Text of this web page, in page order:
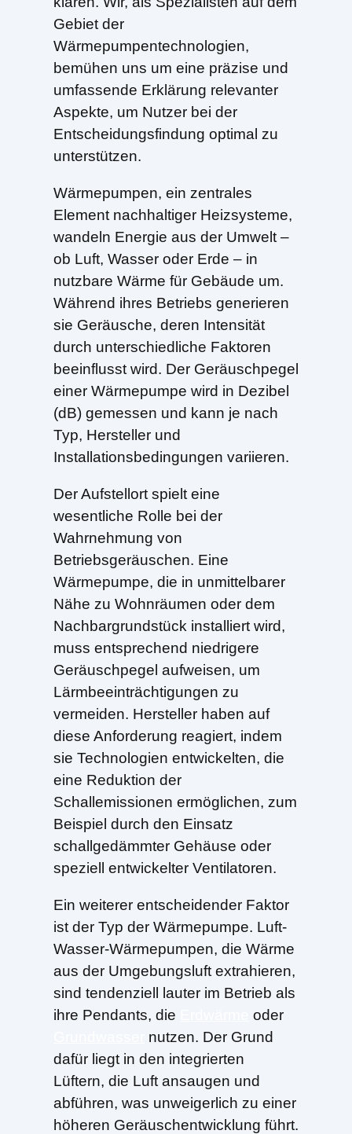
Gebiet der
Wärmepumpentechnologien,
bemühen uns um eine präzise und
umfassende Erklärung relevanter
Aspekte, um Nutzer bei der
Entscheidungsfindung optimal zu
unterstützen.
Wärmepumpen, ein zentrales
Element nachhaltiger Heizsysteme,
wandeln Energie aus der Umwelt –
ob Luft, Wasser oder Erde – in
nutzbare Wärme für Gebäude um.
Während ihres Betriebs generieren
sie Geräusche, deren Intensität
durch unterschiedliche Faktoren
beeinflusst wird. Der Geräuschpegel
einer Wärmepumpe wird in Dezibel
(dB) gemessen und kann je nach
Typ, Hersteller und
Installationsbedingungen variieren.
Der Aufstellort spielt eine
wesentliche Rolle bei der
Wahrnehmung von
Betriebsgeräuschen. Eine
Wärmepumpe, die in unmittelbarer
Nähe zu Wohnräumen oder dem
Nachbargrundstück installiert wird,
muss entsprechend niedrigere
Geräuschpegel aufweisen, um
Lärmbeeinträchtigungen zu
vermeiden. Hersteller haben auf
diese Anforderung reagiert, indem
sie Technologien entwickelten, die
eine Reduktion der
Schallemissionen ermöglichen, zum
Beispiel durch den Einsatz
schallgedämmter Gehäuse oder
speziell entwickelter Ventilatoren.
Ein weiterer entscheidender Faktor
ist der Typ der Wärmepumpe. Luft-
Wasser-Wärmepumpen, die Wärme
aus der Umgebungsluft extrahieren,
sind tendenziell lauter im Betrieb als
ihre Pendants, die
oder
nutzen. Der Grund
dafür liegt in den integrierten
Lüftern, die Luft ansaugen und
abführen, was unweigerlich zu einer
höheren Geräuschentwicklung führt.